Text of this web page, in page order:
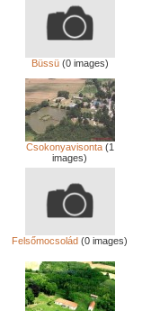
Büssü(0 images)
Csokonyavisonta(1
images)
Felsőmocsolád (0 images)